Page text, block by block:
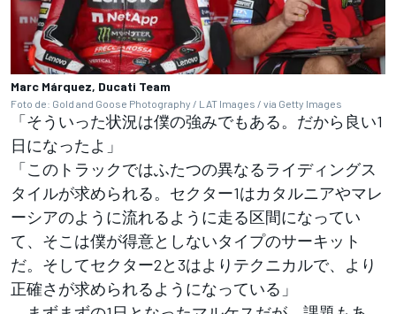
Marc Márquez, Ducati Team
Foto de: Gold and Goose Photography / LAT Images / via Getty Images
「そういった状況は僕の強みでもある。だから良い1
日になったよ」
「このトラックではふたつの異なるライディングス
タイルが求められる。セクター1はカタルニアやマレ
ーシアのように流れるように走る区間になってい
て、そこは僕が得意としないタイプのサーキット
だ。そしてセクター2と3はよりテクニカルで、より
正確さが求められるようになっている」